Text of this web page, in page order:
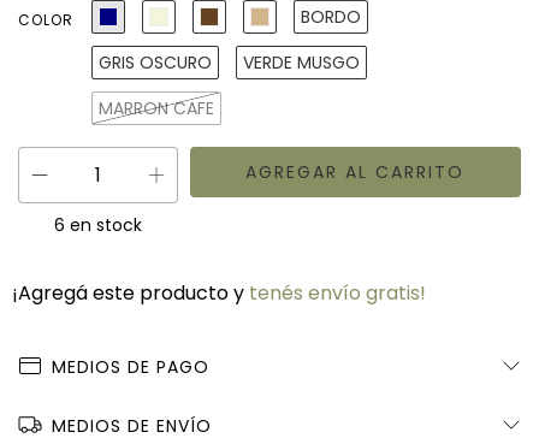
COLOR
BORDO
GRIS OSCURO
VERDE MUSGO
MARRON CAFE
6 en stock
¡Agregá este producto y tenés envío gratis!
MEDIOS DE PAGO
MEDIOS DE ENVÍO